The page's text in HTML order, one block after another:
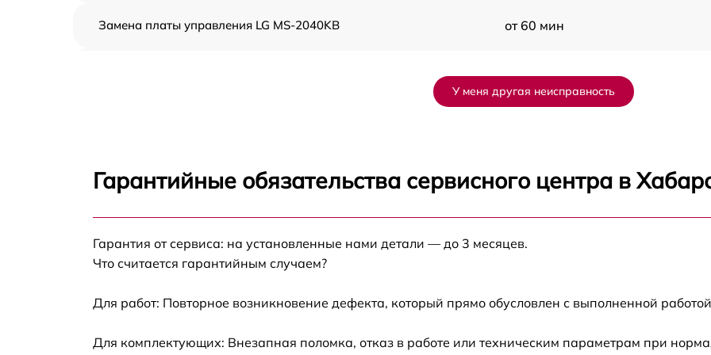
Замена платы управления LG MS-2040KB от 60 мин
Ремонт волновода LG MS-2040KB от 60 мин
2040KB
Замена блока управления LG MS-2040KB от 60 мин
У меня другая неисправность
Гарантийные обязательства сервисного центра в
Гарантия от сервиса: на установленные нами детали — до 3 месяцев.
Что считается гарантийным случаем?
Для работ: Повторное возникновение дефекта, который прямо обусловлен с выполненной
Для комплектующих: Внезапная поломка, отказ в работе или техническим параметрам при